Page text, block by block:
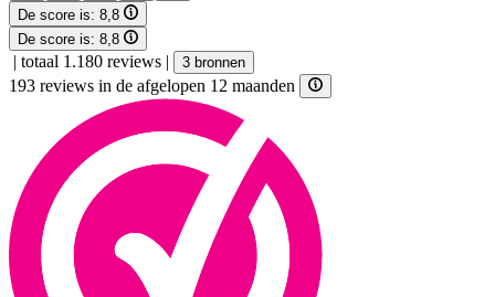
De score is: 8,8
De score is: 8,8
| totaal 1.180 reviews | 3 bronnen
193 reviews in de afgelopen 12 maanden